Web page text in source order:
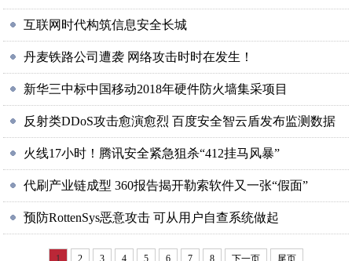
互联网时代构筑信息安全长城
丹麦铁路公司遭袭 网络攻击时时在发生！
新华三中标中国移动2018年硬件防火墙集采项目
反射类DDoS攻击愈演愈烈 百度安全智云盾发布监测数据
火线17小时！腾讯安全紧急狙杀“412挂马风暴”
代刷产业链成型 360报告揭开勒索软件又一张“假面”
预防RottenSys恶意攻击 可从用户自查系统做起
1 2 3 4 5 6 7 8 下一页 尾页